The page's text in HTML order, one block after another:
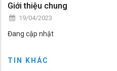
Giới thiệu chung
19/04/2023
Đang cập nhật
TIN KHÁC